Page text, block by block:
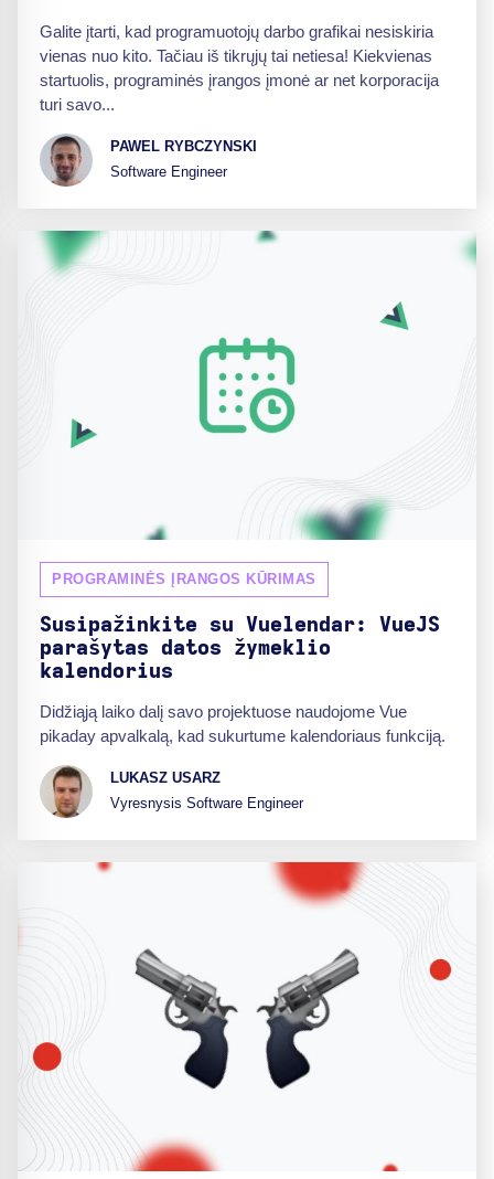
Galite įtarti, kad programuotojų darbo grafikai nesiskiria
vienas nuo kito. Tačiau iš tikrųjų tai netiesa! Kiekvienas
startuolis, programinės įrangos įmonė ar net korporacija
turi savo...
PAWEL RYBCZYNSKI
Software Engineer
PROGRAMINĖS ĮRANGOS KŪRIMAS
Susipažinkite su Vuelendar: VueJS
parašytas datos žymeklio
kalendorius
Didžiąją laiko dalį savo projektuose naudojome Vue
pikaday apvalkalą, kad sukurtume kalendoriaus funkciją.
LUKASZ USARZ
Vyresnysis Software Engineer